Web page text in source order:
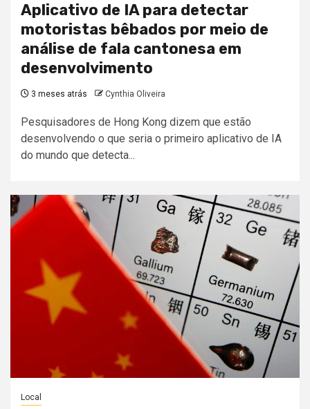
Aplicativo de IA para detectar
motoristas bêbados por meio de
análise de fala cantonesa em
desenvolvimento
3 meses atrás Cynthia Oliveira
Pesquisadores de Hong Kong dizem que estão
desenvolvendo o que seria o primeiro aplicativo de IA
do mundo que detecta...
Local